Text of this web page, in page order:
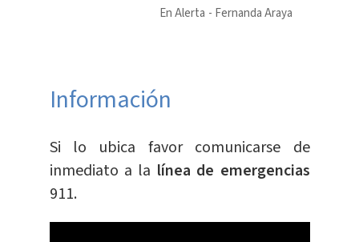
En Alerta Fernanda Araya
Información
Si lo ubica favor comunicarse de
inmediato a la línea de emergencias
911.